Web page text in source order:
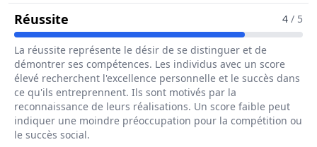
Réussite Pour Le Métier De Ingénieur / 4 / 5
La réussite représente le désir de se distinguer et de
démontrer ses compétences. Les individus avec un score
élevé recherchent l'excellence personnelle et le succès dans
ce qu'ils entreprennent. Ils sont motivés par la
reconnaissance de leurs réalisations. Un score faible peut
indiquer une moindre préoccupation pour la compétition ou
le succès social.